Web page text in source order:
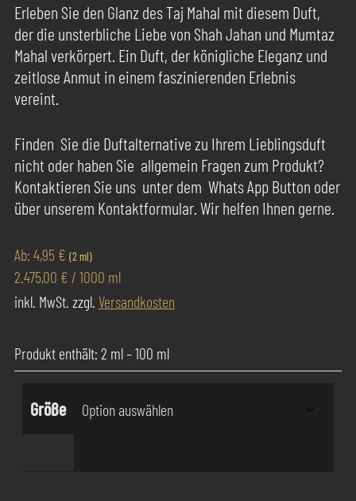
Erleben Sie den Glanz des Taj Mahal mit diesem Duft,
der die unsterbliche Liebe von Shah Jahan und Mumtaz
Mahal verkörpert. Ein Duft, der königliche Eleganz und
zeitlose Anmut in einem faszinierenden Erlebnis
vereint.
Finden Sie die Duftalternative zu Ihrem Lieblingsduft
nicht oder haben Sie allgemein Fragen zum Produkt?
Kontaktieren Sie uns unter dem Whats App Button oder
über unserem Kontaktformular. Wir helfen Ihnen gerne.
Ab: 4,95 € (2 ml)
2.475,00 € / 1000 ml
inkl. MwSt. zzgl. Versandkosten
Produkt enthält: 2 ml– 100 ml
Größe